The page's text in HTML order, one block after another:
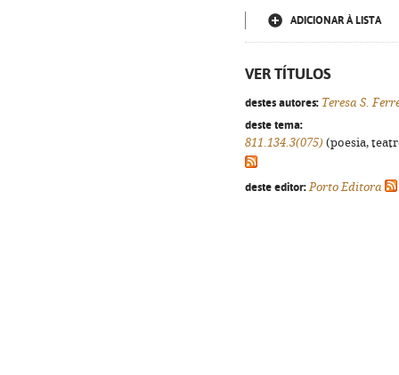
ADICIONAR À LISTA
VER TÍTULOS
destes autores: Teresa S.
deste tema:
811.134.3(075) (poesia,
deste editor: Porto Editora